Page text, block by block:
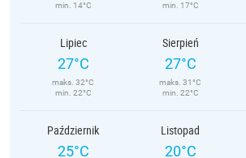
min. 14°C
min. 17°C
Lipiec
27°C
maks. 32°C
min. 22°C
Sierpień
27°C
maks. 31°C
min. 22°C
Październik
25°C
Listopad
20°C